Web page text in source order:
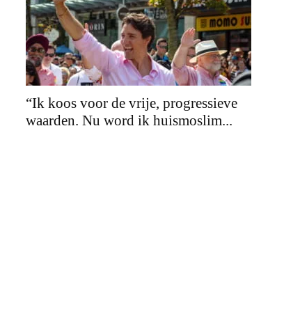
“Ik koos voor de vrije, progressieve
waarden. Nu word ik huismoslim...